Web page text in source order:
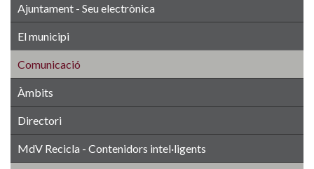
Ajuntament - Seu electrònica
El municipi
Comunicació
Àmbits
Directori
MdV Recicla - Contenidors intel·ligents